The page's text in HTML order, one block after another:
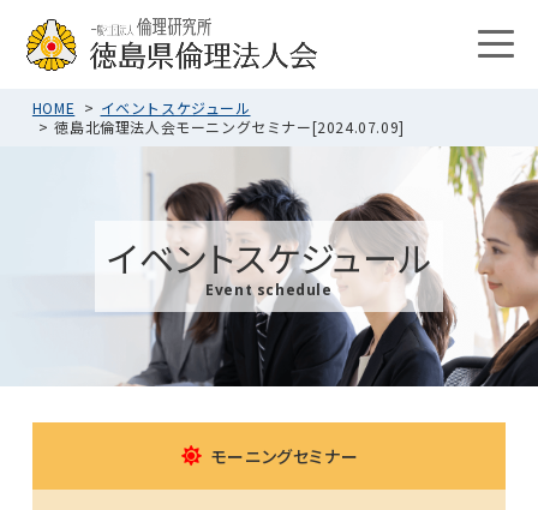
HOME
イベントスケジュール
徳島北倫理法人会モーニングセミナー[2024.07.09]
イベントスケジュール
Event schedule
モーニングセミナー